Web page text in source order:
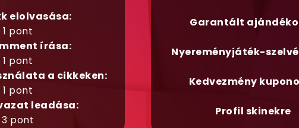
elolvasása:
1 pont
írása:
1 pont
a cikkeken:
1 pont
leadása:
3 pont
Garantált
Nyereményjáték-
Kedvezmény
Profil skinekre